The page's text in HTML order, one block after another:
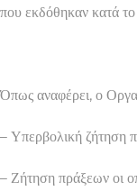
που εκδόθηκαν κατά
Όπως αναφέρει, ο
– Υπερβολική ζήτηση
– Ζήτηση πράξεων οι